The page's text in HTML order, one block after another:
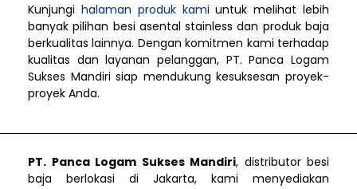
Kunjungi halaman produk kami untuk melihat lebih
banyak pilihan besi asental stainless dan produk baja
berkualitas lainnya. Dengan komitmen kami terhadap
kualitas dan layanan pelanggan, PT. Panca Logam
Sukses Mandiri siap mendukung kesuksesan proyek-
proyek Anda.
PT. Panca Logam Sukses Mandiri, distributor besi
baja berlokasi di Jakarta, kami menyediakan